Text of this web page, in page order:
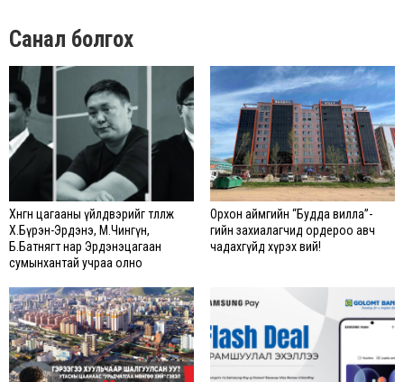
Санал болгох
Хөнгөн цагааны үйлдвэрийг төлөөлж
Х.Бүрэн-Эрдэнэ, М.Чингүн,
Б.Батнягт нар Эрдэнэцагаан
сумынхантай учраа олно
Орхон аймгийн “Будда вилла”-
гийн захиалагчид ордероо авч
чадахгүйд хүрэх вий!